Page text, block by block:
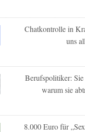
Chatkontrolle in
uns
Berufspolitiker: Sie
warum sie
8.000 Euro für